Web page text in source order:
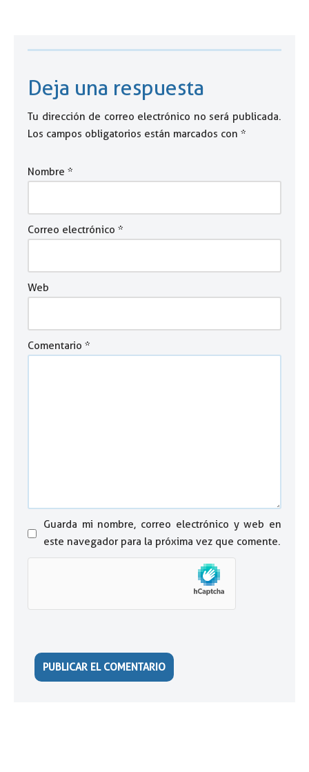
Deja una respuesta
Tu dirección de correo electrónico no será publicada.
Los campos obligatorios están marcados con *
Nombre *
Correo electrónico *
Web
Comentario *
Guarda mi nombre, correo electrónico y web en
este navegador para la próxima vez que comente.